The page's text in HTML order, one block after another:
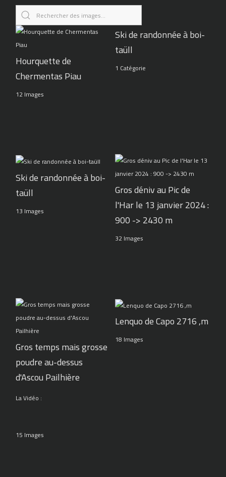
Hourquette de
Chermentas Piau
12 Images
Ski de randonnée à boi-
taüll
1 Catégorie
Ski de randonnée à boi-
taüll
13 Images
Gros déniv au Pic de
l'Har le 13 janvier 2024 :
900 -> 2430 m
32 Images
Gros temps mais grosse
poudre au-dessus
d'Ascou Pailhière
La Vidéo :
15 Images
Lenquo de Capo 2716 ,m
18 Images